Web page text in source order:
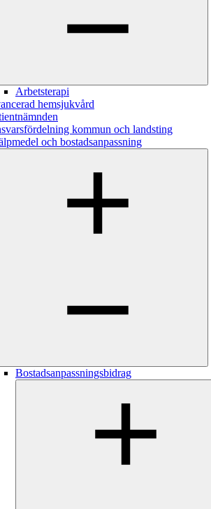
Arbetsterapi
hemsjukvård
kommun och landsting
och bostadsanpassning
Bostadsanpassningsbidrag